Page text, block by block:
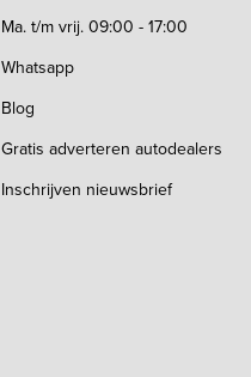
Ma. t/m vrij. 09:00 - 17:00
Whatsapp
Blog
Gratis adverteren autodealers
Inschrijven nieuwsbrief